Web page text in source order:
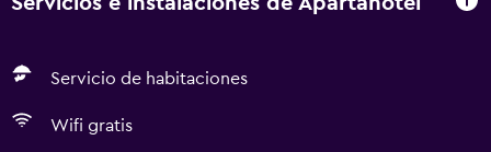
Servicio de habitaciones
Wifi gratis